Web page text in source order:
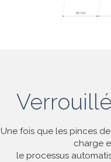
Une fois que les pinces
charge
le processus